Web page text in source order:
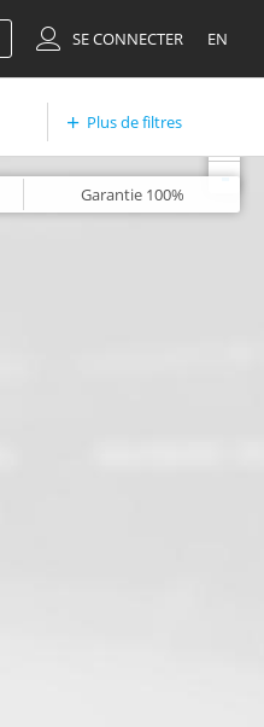
SE CONNECTER EN
Plus de filtres
Garantie 100%
-